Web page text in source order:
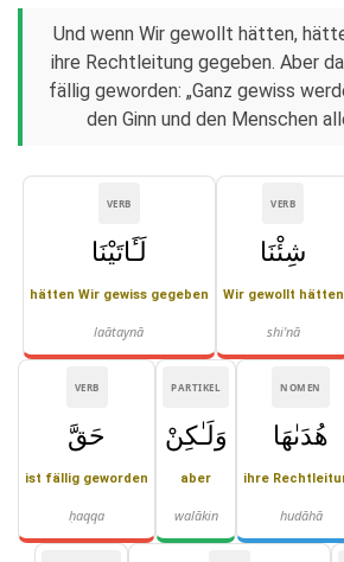
Und wenn Wir gewollt hätten,
ihre Rechtleitung gegeben. Aber
fällig geworden: „Ganz gewiss
den Ginn und den Menschen
VERB
شِئْنَا
Wir gewollt hätten
shi'nā
VERB
لَـَٔاتَيْنَا
hätten Wir gewiss gegeben
laātaynā
NOMEN
هُدَىٰهَا
ihre
hudāhā
PARTIKEL
وَلَـٰكِنْ
aber
walākin
VERB
حَقَّ
ist fällig geworden
ḥaqqa